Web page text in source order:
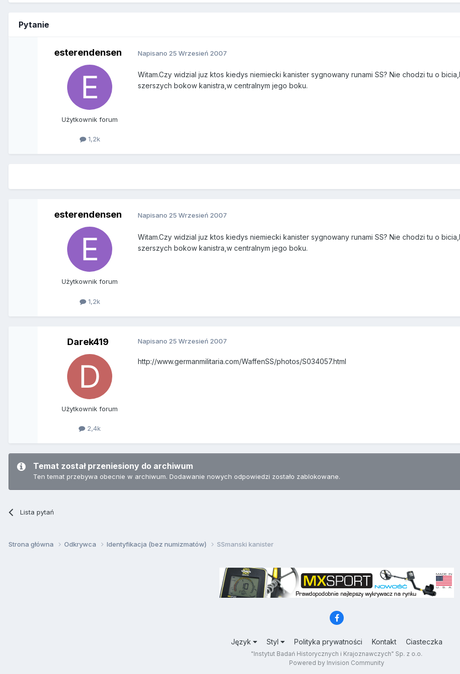
Pytanie
esterendensen
Użytkownik forum
1,2k
Napisano 25 Wrzesień 2007
Witam.Czy widzial juz ktos kiedys niemiecki kanister sygnowany runami SS? Nie chodzi tu o
szerszych bokow kanistra,w centralnym jego boku.
esterendensen
Użytkownik forum
1,2k
Napisano 25 Wrzesień 2007
Witam.Czy widzial juz ktos kiedys niemiecki kanister sygnowany runami SS? Nie chodzi tu o
szerszych bokow kanistra,w centralnym jego boku.
Darek419
Użytkownik forum
2,4k
Napisano 25 Wrzesień 2007
http://www.germanmilitaria.com/WaffenSS/photos/S034057.html
Temat został przeniesiony do archiwum
Ten temat przebywa obecnie w archiwum. Dodawanie nowych odpowiedzi zostało zablokowane.
Lista pytań
Strona główna Odkrywca Identyfikacja (bez numizmatów) SSmanski kanister
Język Styl Polityka prywatności Kontakt Ciasteczka
"Instytut Badań Historycznych i Krajoznawczych" Sp. z o.o.
Powered by Invision Community